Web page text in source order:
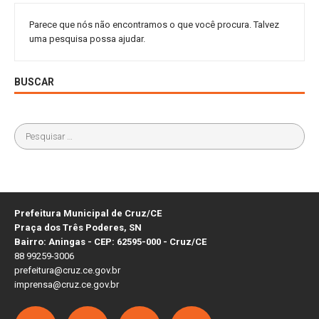
Parece que nós não encontramos o que você procura. Talvez
uma pesquisa possa ajudar.
BUSCAR
Prefeitura Municipal de Cruz/CE
Praça dos Três Poderes, SN
Bairro: Aningas - CEP: 62595-000 - Cruz/CE
88 99259-3006
prefeitura@cruz.ce.gov.br
imprensa@cruz.ce.gov.br